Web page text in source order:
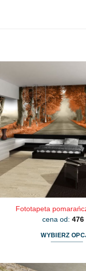
Fototapeta
cena od: 476
WYBIERZ